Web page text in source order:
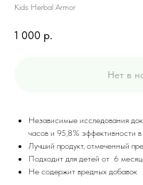
Kids Herbal Armor
1 000 р.
Нет в
Независимые исследования
часов и 95,8% эффективности
Лучший продукт, отмеченный
Подходит для детей от 6
Не содержит вредных добавок